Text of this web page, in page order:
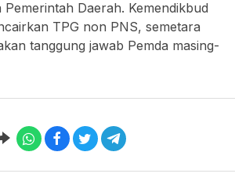
Pemerintah Daerah. Kemendikbud
TPG non PNS, semetara
tanggung jawab Pemda masing-